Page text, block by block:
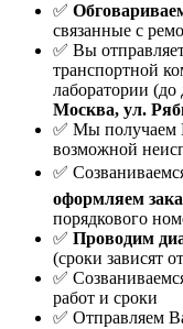
✅
связанные с
✅ Вы
транспортной
лаборатории
Москва, ул.
✅ Мы получаем
возможной
✅
оформляем
порядкового
✅ Проводим
(сроки зависят
✅
работ и сроки
✅ Отправляем